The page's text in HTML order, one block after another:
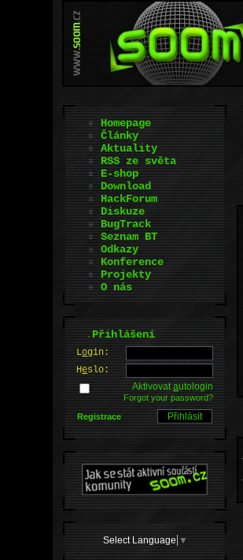
Homepage
Články
Aktuality
RSS ze světa
E-shop
Download
HackForum
Diskuze
BugTrack
Seznam BT
Odkazy
Konference
Projekty
O nás
.Přihlášení
Login:
Heslo:
Aktivovatautologin
Forgot your password?
Registrace
Select Language ▼